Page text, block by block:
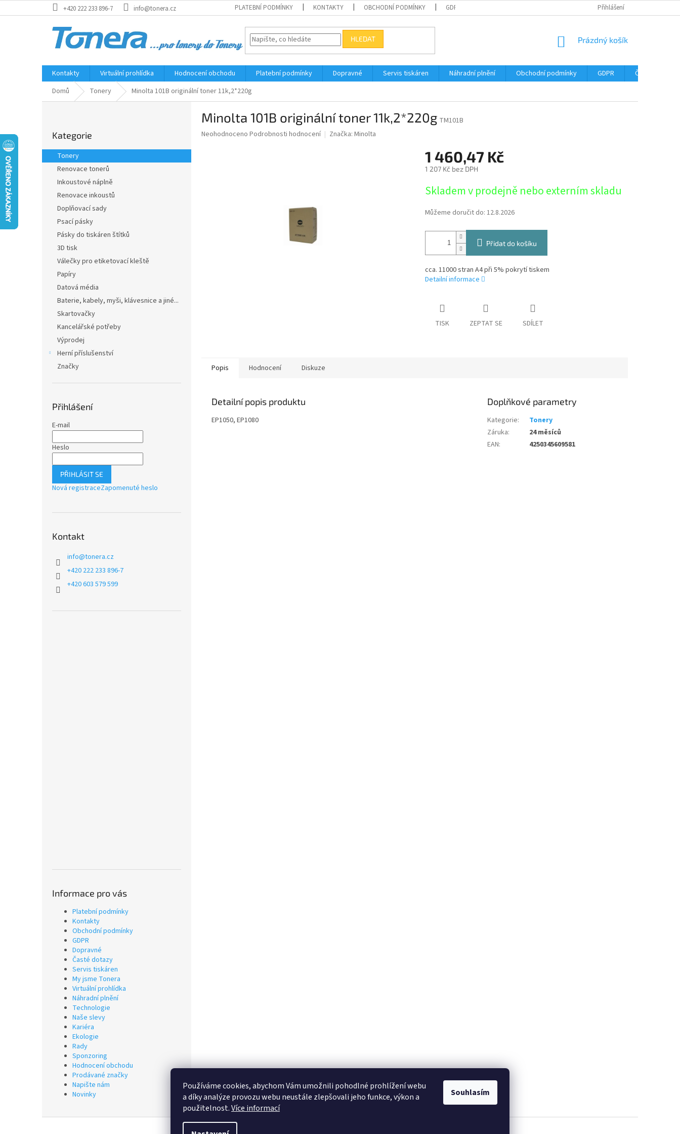
Používáme cookies, abychom Vám umožnili pohodlné prohlížení webu
a díky analýze provozu webu neustále zlepšovali jeho funkce, výkon a
použitelnost.Více informací
Souhlasím
na
+420 222 233 896-7 info@tonera.cz PLATEBNÍ PODMÍNKY KONTAKTY OBCHODNÍ PODMÍNKY GDPR SERVIS TISKÁREN
Přihlášení
HLEDAT
NÁKUPNÍ
Prázdný košík
Kontakty Virtuální prohlídka Hodnocení obchodu Platební podmínky Dopravné Servis tiskáren Náhradní plnění Obchodní podmínky GDPR
Časté dotazy
Domů
Tonery Minolta 101B originální toner 11k,2*220g
r
a
kategorie
Kategorie
Tonery
Renovace tonerů
Inkoustové náplně
Renovace inkoustů
Doplňovací sady
Psací pásky
Pásky do tiskáren štítků
3D tisk
Válečky pro etiketovací kleště
Papíry
Datová média
Baterie, kabely, myši, klávesnice a jiné...
Skartovačky
Kancelářské potřeby
Výprodej
Herní příslušenství
Značky
Přihlášení
E-mail
Heslo
PŘIHLÁSIT SE
Nová registraceZapomenuté heslo
Kontakt
info@tonera.cz
+420 222 233 896-7
+420 603 579 599
Informace pro vás
Platební podmínky
Kontakty
Obchodní podmínky
GDPR
Dopravné
Časté dotazy
Servis tiskáren
My jsme Tonera
Virtuální prohlídka
Náhradní plnění
Technologie
Naše slevy
Kariéra
Ekologie
Rady
Sponzoring
Hodnocení obchodu
Prodávané značky
Napište nám
Novinky
Minolta 101B originální toner 11k,2*220g TM101B
Průměrné
Neohodnoceno Podrobnosti hodnocení Značka: Minolta
1 460,47 Kč
1 207 Kč bez DPH
cena:
Skladem v prodejně nebo externím skladu
Můžeme doručit do: 12.8.2026
Přidat do košíku
cca. 11000 stran A4 při 5% pokrytí tiskem
Detailní informace
TISK ZEPTAT SE SDÍLET
Popis Hodnocení Diskuze
Detailní popis produktu
EP1050, EP1080
Doplňkové parametry
Kategorie:
Tonery
Záruka:
24 měsíců
EAN: 4250345609581